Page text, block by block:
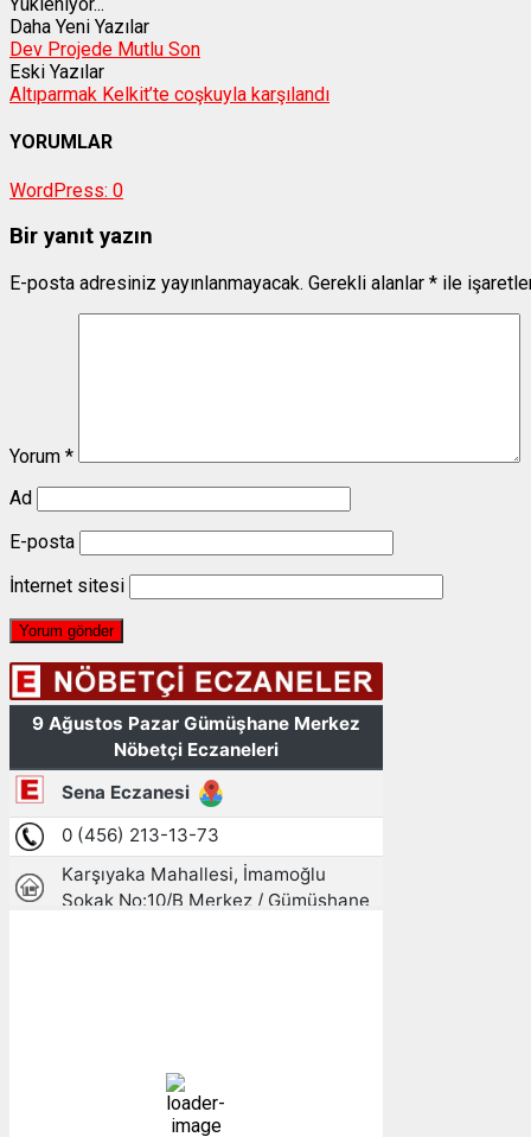
Daha Yeni Yazılar
Dev Projede Mutlu Son
Eski Yazılar
Altıparmak Kelkit’te coşkuyla karşılandı
YORUMLAR
WordPress: 0
Bir yanıt yazın
E-posta adresiniz yayınlanmayacak. Gerekli alanlar * ile
Yorum *
Ad
E-posta
İnternet sitesi
39 %
1010 mb